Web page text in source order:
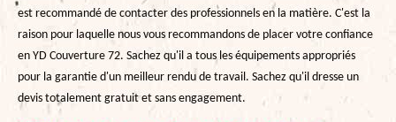
est recommandé de contacter des professionnels en la matière. C'est la
raison pour laquelle nous vous recommandons de placer votre confiance
en YD Couverture 72. Sachez qu'il a tous les équipements appropriés
pour la garantie d'un meilleur rendu de travail. Sachez qu'il dresse un
devis totalement gratuit et sans engagement.